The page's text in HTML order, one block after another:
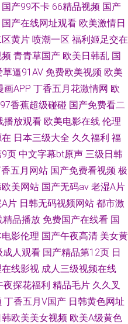
国产99不卡 66精品视频 国产
国产在线网址观看 欧美激情日
黄片 喷潮一区 福利姬足交在
青青草国产 欧美日韩乱 国
草逼91AV 免费欧美视频 欧美
画APP 丁香五月花激情网 欧
97香蕉超级碰碰 国产免费看二
播放观看 欧美电影在线 伦理
日本三级大全 久久福利 福
页 中文字幕bt原声 三级日韩
五月网站 国产免费看视频 极
美网站 国产无码av 老湿A片
片 日韩无码视频网站 都市激
精品播放 免费国产在线看 国
电影伦理 国产午夜高清 美女黄
成人观看 国产精品第12页 日
线影视 成人三级视频在线
夜探花福利 精品毛片 久久叉
丁香五月V国产 日韩黄色网址
韩欧美美女视频 欧美A级黄色